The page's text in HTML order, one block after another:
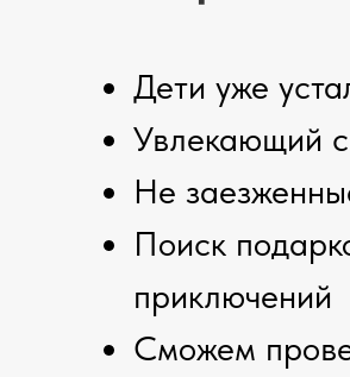
Дети уже
Увлекающий
Не
Поиск
приключений
Сможем